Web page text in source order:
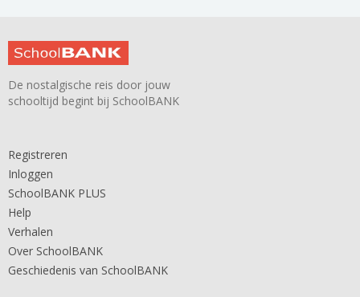
De nostalgische reis door jouw
schooltijd begint bij SchoolBANK
Registreren
Inloggen
SchoolBANK PLUS
Help
Verhalen
Over SchoolBANK
Geschiedenis van SchoolBANK